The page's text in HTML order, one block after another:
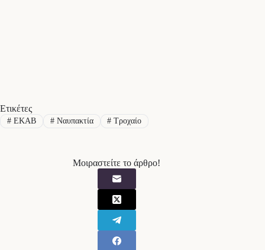
Ετικέτες
#ΕΚΑΒ #Ναυπακτία # Τροχαίο
Μοιραστείτε το άρθρο!